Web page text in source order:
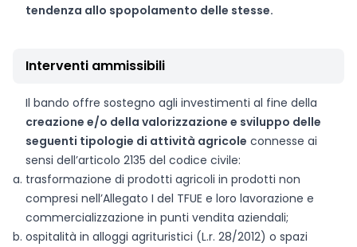
tendenza allo spopolamento delle stesse.
Interventi ammissibili
Il bando offre sostegno agli investimenti al fine della
creazione e/o della valorizzazione e sviluppo delle
seguenti tipologie di attività agricole connesse ai
sensi dell’articolo 2135 del codice civile:
trasformazione di prodotti agricoli in prodotti non
compresi nell’Allegato I del TFUE e loro lavorazione e
commercializzazione in punti vendita aziendali;
ospitalità in alloggi agrituristici (L.r. 28/2012) o spazi